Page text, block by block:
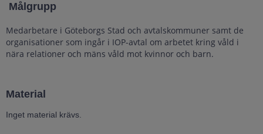
Målgrupp
Medarbetare i Göteborgs Stad och avtalskommuner samt de
organisationer som ingår i IOP-avtal om arbetet kring våld i
nära relationer och mäns våld mot kvinnor och barn.
Material
Inget material krävs.